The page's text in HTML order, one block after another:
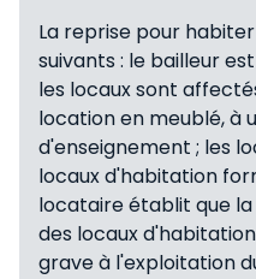
La reprise pour
suivants : le bailleur
les locaux sont
location en meublé, à
d'enseignement ; les
locaux d'habitation
locataire établit que
des locaux
grave à l'exploitation